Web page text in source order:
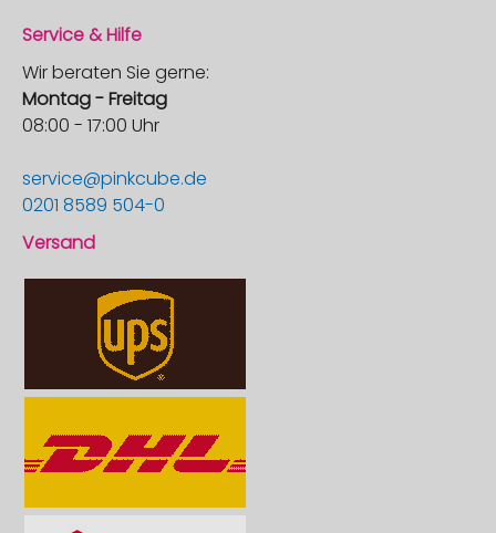
Service & Hilfe
Wir beraten Sie gerne:
Montag - Freitag
08:00 - 17:00 Uhr
service@pinkcube.de
0201 8589 504-0
Versand